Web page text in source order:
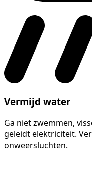
Vermijd water
Ga niet zwemmen,
geleidt elektriciteit.
onweersluchten.